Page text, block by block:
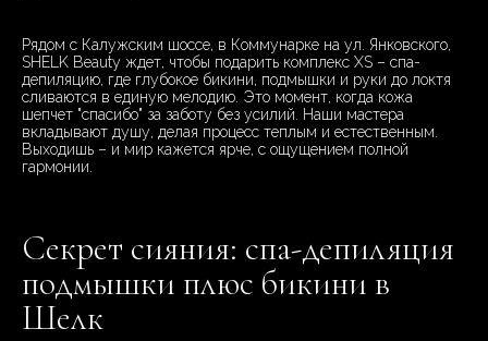
Рядом с Калужским шоссе, в Коммунарке на ул. Янковского,
SHELK Beauty ждет, чтобы подарить комплекс XS – спа-
депиляцию, где глубокое бикини, подмышки и руки до локтя
сливаются в единую мелодию. Это момент, когда кожа
шепчет "спасибо" за заботу без усилий. Наши мастера
вкладывают душу, делая процесс теплым и естественным.
Выходишь – и мир кажется ярче, с ощущением полной
гармонии.
Секрет сияния: спа-депиляция
подмышки плюс бикини в
Шелк